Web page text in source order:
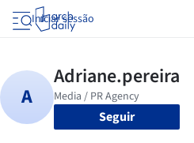
Iniciar sessão
Seguir